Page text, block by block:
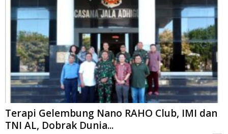
Terapi Gelembung Nano RAHO Club, IMI dan
TNI AL, Dobrak Dunia...